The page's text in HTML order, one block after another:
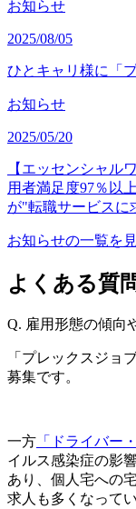
お知らせ
2025/08/05
ひとキャリ様に「
お知らせ
2025/05/20
【エッセンシャル
用者満足度97％以
が"転職サービスに
お知らせの一覧を
よくある質
Q. 雇用形態の傾向
「プレックスジョ
募集です。
一方 「ドライバー
イルス感染症の影
あり、個人宅への
求人も多くなってい